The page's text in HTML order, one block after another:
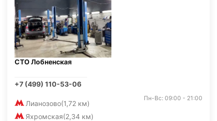
СТО Лобненская
+7 (499) 110-53-06
Лианозово(1,72 км)
Яхромская(2,34 км)
Пн-Вс: 09:00 - 21:00